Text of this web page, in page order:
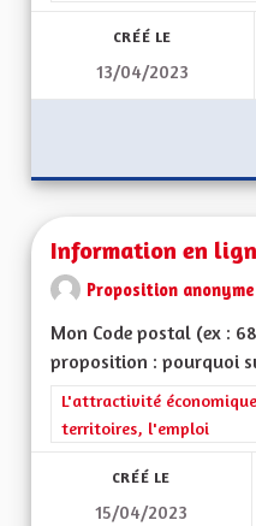
CRÉÉ LE
13/04/2023
Information en
Proposition anonyme
Mon Code postal (ex :
proposition : pourquoi
Filtrer les résultats de la
L'attractivité
territoires, l'emploi
CRÉÉ LE
15/04/2023